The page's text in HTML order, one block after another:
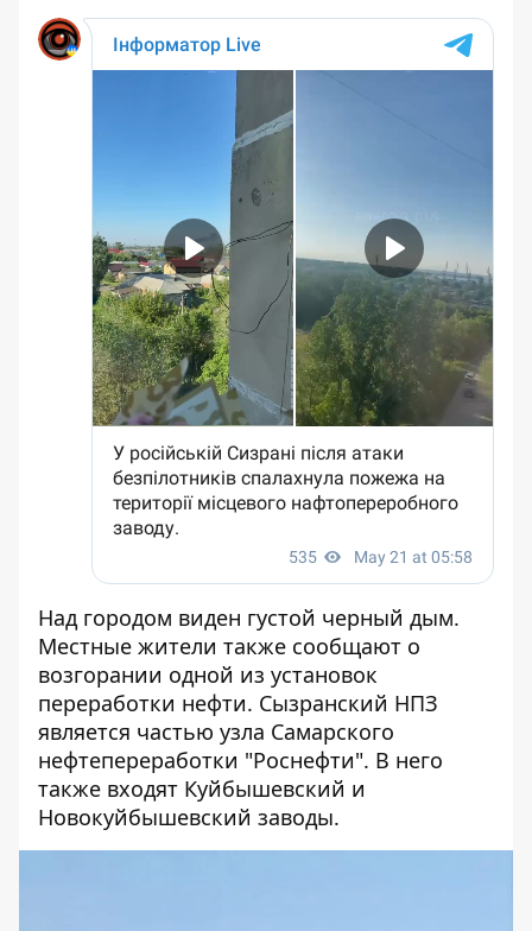
Над городом виден густой черный дым.
Местные жители также сообщают о
возгорании одной из установок
переработки нефти. Сызранский НПЗ
является частью узла Самарского
нефтепереработки "Роснефти". В него
также входят Куйбышевский и
Новокуйбышевский заводы.